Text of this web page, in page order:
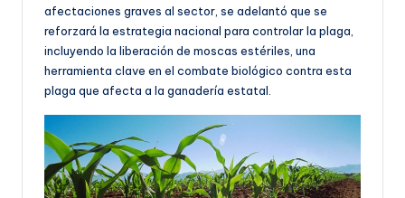
afectaciones graves al sector, se adelantó que se
reforzará la estrategia nacional para controlar la plaga,
incluyendo la liberación de moscas estériles, una
herramienta clave en el combate biológico contra esta
plaga que afecta a la ganadería estatal.